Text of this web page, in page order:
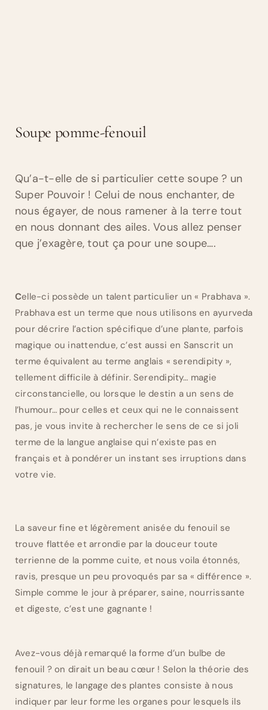
Soupe pomme-fenouil
Qu’a-t-elle de si particulier cette soupe ? un
Super Pouvoir ! Celui de nous enchanter, de
nous égayer, de nous ramener à la terre tout
en nous donnant des ailes. Vous allez penser
que j’exagère, tout ça pour une soupe….
Celle-ci possède un talent particulier un « Prabhava ».
Prabhava est un terme que nous utilisons en ayurveda
pour décrire l’action spécifique d’une plante, parfois
magique ou inattendue, c’est aussi en Sanscrit un
terme équivalent au terme anglais « serendipity »,
tellement difficile à définir. Serendipity… magie
circonstancielle, ou lorsque le destin a un sens de
l’humour… pour celles et ceux qui ne le connaissent
pas, je vous invite à rechercher le sens de ce si joli
terme de la langue anglaise qui n’existe pas en
français et à pondérer un instant ses irruptions dans
votre vie.
La saveur fine et légèrement anisée du fenouil se
trouve flattée et arrondie par la douceur toute
terrienne de la pomme cuite, et nous voila étonnés,
ravis, presque un peu provoqués par sa « différence ».
Simple comme le jour à préparer, saine, nourrissante
et digeste, c’est une gagnante !
Avez-vous déjà remarqué la forme d’un bulbe de
fenouil ? on dirait un beau cœur ! Selon la théorie des
signatures, le langage des plantes consiste à nous
indiquer par leur forme les organes pour lesquels ils